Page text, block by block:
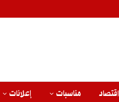
اقتصاد مناسبات إعلانات